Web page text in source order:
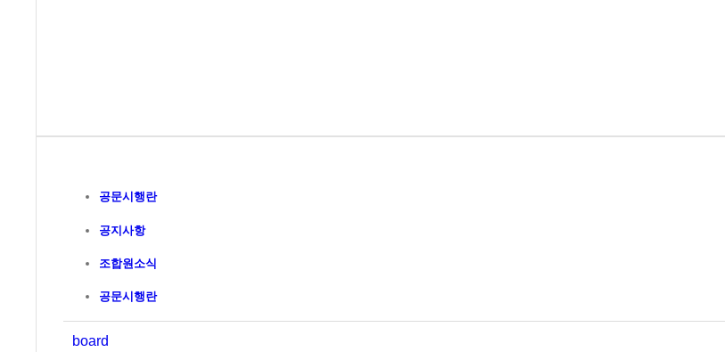
공문시행란
공지사항
조합원소식
공문시행란
board